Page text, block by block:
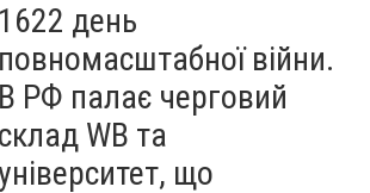
1622 день
повномасштабної війни.
В РФ палає черговий
склад WB та
що